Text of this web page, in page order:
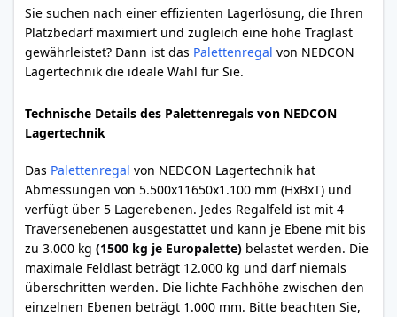
Sie suchen nach einer effizienten Lagerlösung, die Ihren
Platzbedarf maximiert und zugleich eine hohe Traglast
gewährleistet? Dann ist das Palettenregal von NEDCON
Lagertechnik die ideale Wahl für Sie.
Technische Details des Palettenregals von NEDCON
Lagertechnik
Das Palettenregal von NEDCON Lagertechnik hat
Abmessungen von 5.500x11650x1.100 mm (HxBxT) und
verfügt über 5 Lagerebenen. Jedes Regalfeld ist mit 4
Traversenebenen ausgestattet und kann je Ebene mit bis
zu 3.000 kg (1500 kg je Europalette) belastet werden. Die
maximale Feldlast beträgt 12.000 kg und darf niemals
überschritten werden. Die lichte Fachhöhe zwischen den
einzelnen Ebenen beträgt 1.000 mm. Bitte beachten Sie,